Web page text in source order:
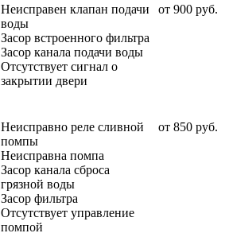
Неисправен клапан подачи
воды
Засор встроенного фильтра
Засор канала подачи воды
Отсутствует сигнал о
закрытии двери
от 900 руб.
Неисправно реле сливной
помпы
Неисправна помпа
Засор канала сброса
грязной воды
Засор фильтра
Отсутствует управление
помпой
от 850 руб.